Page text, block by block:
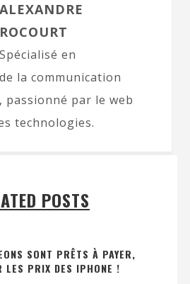
ALEXANDRE
ROCOURT
Spécialisé en
la communication
passionné par le web
technologies.
POSTS
SONT PRÊTS À PAYER,
LES PRIX DES IPHONE !